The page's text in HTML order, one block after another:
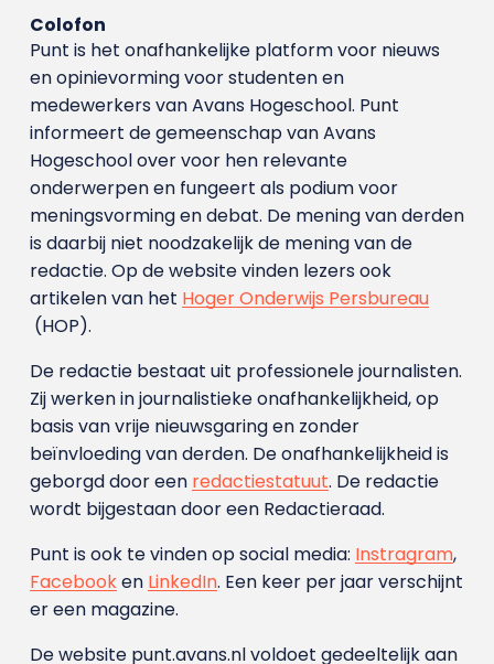
Colofon
Punt is het onafhankelijke platform voor nieuws
en opinievorming voor studenten en
medewerkers van Avans Hoge­school. Punt
informeert de gemeenschap van Avans
Hogeschool over voor hen relevante
onderwerpen en fungeert als podium voor
meningsvorming en debat. De mening van derden
is daarbij niet noodzakelijk de mening van de
redactie. Op de website vinden lezers ook
artikelen van het Hoger Onderwijs Persbureau
(HOP).
De redactie bestaat uit professionele journalisten.
Zij werken in journalistieke onafhankelijkheid, op
basis van vrije nieuwsgaring en zonder
beïnvloeding van derden. De onafhankelijkheid is
geborgd door een redactiestatuut. De redactie
wordt bijgestaan door een Redactieraad.
Punt is ook te vinden op social media: Instragram,
Facebooken LinkedIn. Een keer per jaar verschijnt
er een magazine.
De website punt.avans.nl voldoet gedeeltelijk aan